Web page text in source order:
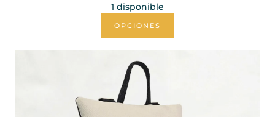
1 disponible
OPCIONES